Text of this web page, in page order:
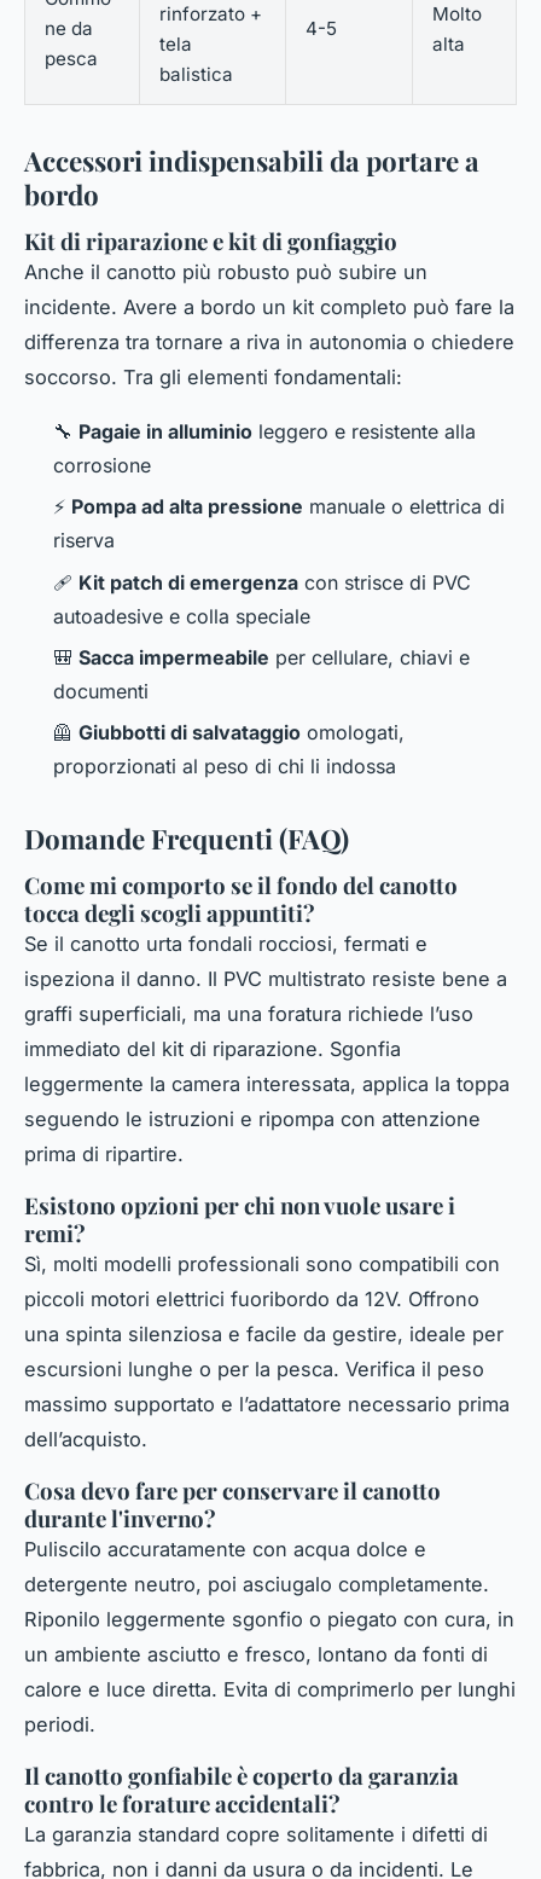
ne da
pesca
rinforzato +
tela
balistica
4-5
Molto
alta
Accessori indispensabili da portare a
bordo
Kit di riparazione e kit di gonfiaggio
Anche il canotto più robusto può subire un
incidente. Avere a bordo un kit completo può fare la
differenza tra tornare a riva in autonomia o chiedere
soccorso. Tra gli elementi fondamentali:
🔧 Pagaie in alluminio leggero e resistente alla
corrosione
⚡ Pompa ad alta pressione manuale o elettrica di
riserva
🩹 Kit patch di emergenza con strisce di PVC
autoadesive e colla speciale
🎒 Sacca impermeabile per cellulare, chiavi e
documenti
🦺 Giubbotti di salvataggio omologati,
proporzionati al peso di chi li indossa
Domande Frequenti (FAQ)
Come mi comporto se il fondo del canotto
tocca degli scogli appuntiti?
Se il canotto urta fondali rocciosi, fermati e
ispeziona il danno. Il PVC multistrato resiste bene a
graffi superficiali, ma una foratura richiede l’uso
immediato del kit di riparazione. Sgonfia
leggermente la camera interessata, applica la toppa
seguendo le istruzioni e ripompa con attenzione
prima di ripartire.
Esistono opzioni per chi non vuole usare i
remi?
Sì, molti modelli professionali sono compatibili con
piccoli motori elettrici fuoribordo da 12V. Offrono
una spinta silenziosa e facile da gestire, ideale per
escursioni lunghe o per la pesca. Verifica il peso
massimo supportato e l’adattatore necessario prima
dell’acquisto.
Cosa devo fare per conservare il canotto
durante l'inverno?
Puliscilo accuratamente con acqua dolce e
detergente neutro, poi asciugalo completamente.
Riponilo leggermente sgonfio o piegato con cura, in
un ambiente asciutto e fresco, lontano da fonti di
calore e luce diretta. Evita di comprimerlo per lunghi
periodi.
Il canotto gonfiabile è coperto da garanzia
contro le forature accidentali?
La garanzia standard copre solitamente i difetti di
fabbrica, non i danni da usura o da incidenti. Le